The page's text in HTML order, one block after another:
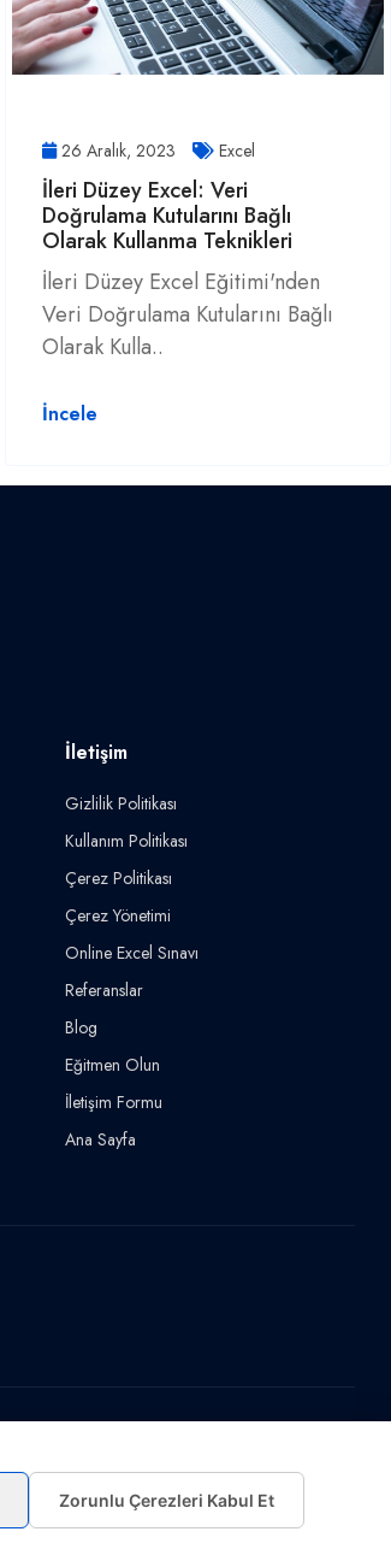
26 Aralık, 2023 Excel
İleri Düzey Excel: Veri
Doğrulama Kutularını Bağlı
Olarak Kullanma Teknikleri
İleri Düzey Excel Eğitimi'nden
Veri Doğrulama Kutularını Bağlı
Olarak Kulla..
İncele
İletişim
Gizlilik Politikası
Kullanım Politikası
Çerez Politikası
Çerez Yönetimi
Online Excel Sınavı
Referanslar
Blog
Eğitmen Olun
İletişim Formu
Ana Sayfa
Zorunlu Çerezleri Kabul Et